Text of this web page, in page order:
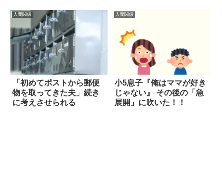
人間関係
「初めてポストから郵便
物を取ってきた夫」続き
に考えさせられる
人間関係
小5息子『俺はママが好き
じゃない』 その後の「急
展開」に吹いた！！